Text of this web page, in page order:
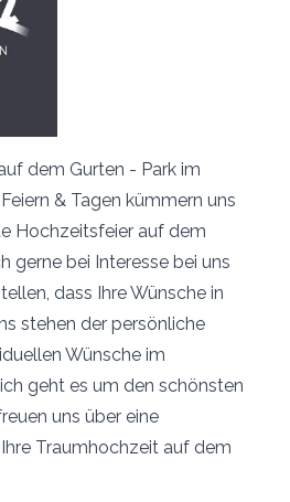
dem Gurten - Park im
& Tagen kümmern uns
Hochzeitsfeier auf dem
gerne bei Interesse bei uns
dass Ihre Wünsche in
stehen der persönliche
Wünsche im
geht es um den schönsten
uns über eine
Traumhochzeit auf dem